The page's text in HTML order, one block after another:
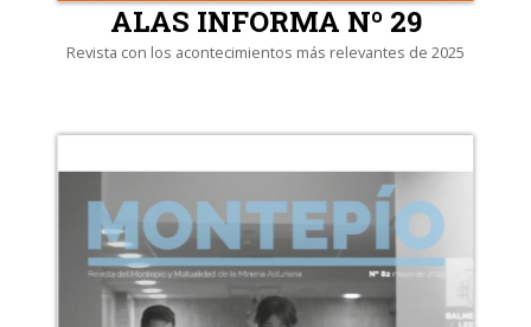
ALAS INFORMA Nº 29
Revista con los acontecimientos más relevantes de 2025